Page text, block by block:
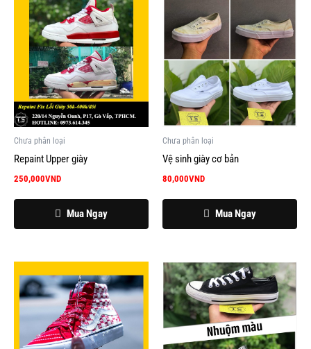
Chưa phân loại
Repaint Upper giày
250,000VND
Mua Ngay
Chưa phân loại
Vệ sinh giày cơ bản
80,000VND
Mua Ngay